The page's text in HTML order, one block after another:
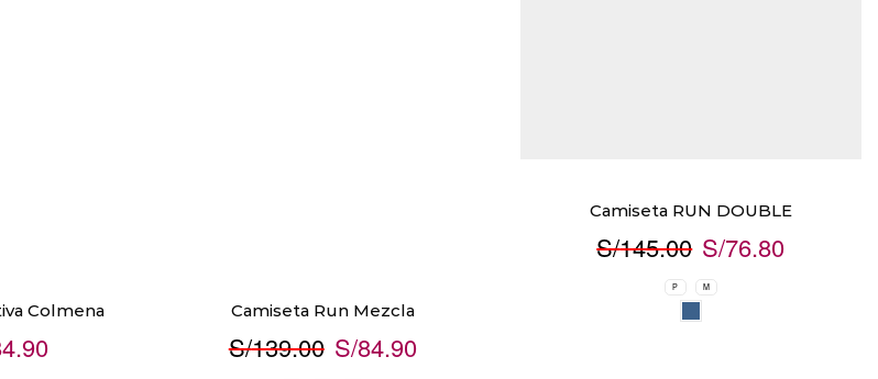
Colmena Camiseta Run Mezcla
S/139.00 S/84.90
Camiseta RUN DOUBLE
S/145.00 S/76.80
P M